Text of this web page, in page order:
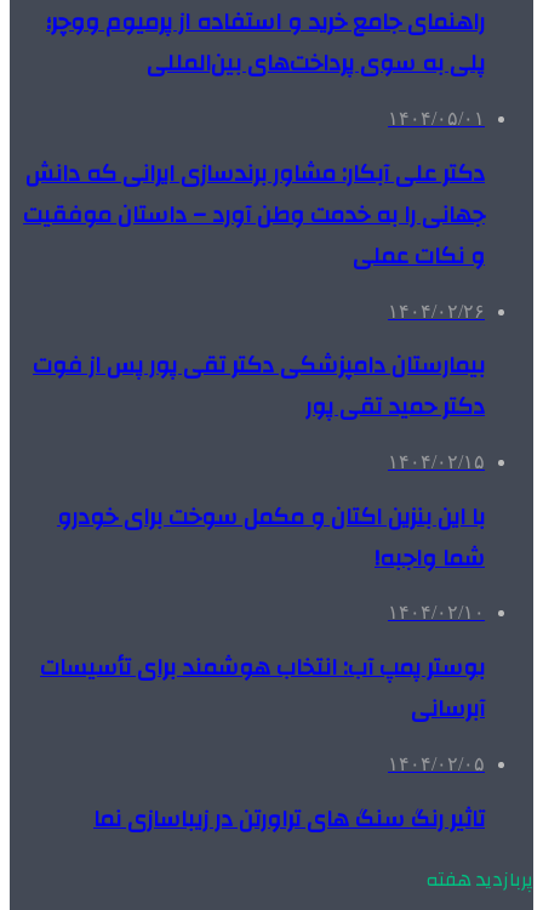
راهنمای جامع خرید و استفاده از پرمیوم ووچر؛
پلی به سوی پرداخت‌های بین‌المللی
۱۴۰۴/۰۵/۰۱
دکتر علی آبکار: مشاور برندسازی ایرانی که دانش
جهانی را به خدمت وطن آورد – داستان موفقیت
و نکات عملی
۱۴۰۴/۰۲/۲۶
بیمارستان دامپزشکی دکتر تقی پور پس از فوت
دکتر حمید تقی پور
۱۴۰۴/۰۲/۱۵
با این بنزین اکتان و مکمل سوخت برای خودرو
شما واجبه!
۱۴۰۴/۰۲/۱۰
بوستر پمپ آب: انتخاب هوشمند برای تأسیسات
آبرسانی
۱۴۰۴/۰۲/۰۵
تاثیر رنگ سنگ های تراورتن در زیباسازی نما
پربازدید هفته